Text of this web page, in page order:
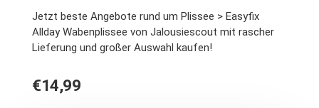
Jetzt beste Angebote rund um Plissee > Easyfix
Allday Wabenplissee von Jalousiescout mit rascher
Lieferung und großer Auswahl kaufen!
€14,99